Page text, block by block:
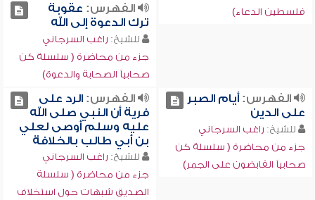
فلسطين الدعاء)
الفهرس: عقوبة
ترك الدعوة إلى الله
للشيخ: راغب السرجاني
جزء من محاضرة ( سلسلة كن
صحابياً الصحابة والدعوة)
الفهرس:أيام الصبر
على الدين
للشيخ: راغب السرجاني
جزء من محاضرة ( سلسلة كن
صحابياً القابضون على الجمر)
الفهرس:الرد على
فرية أن النبي صلى الله
عليه وسلم أوصى لعلي
بن أبي طالب بالخلافة
للشيخ: راغب السرجاني
جزء من محاضرة ( سلسلة
الصديق شبهات حول استخلاف